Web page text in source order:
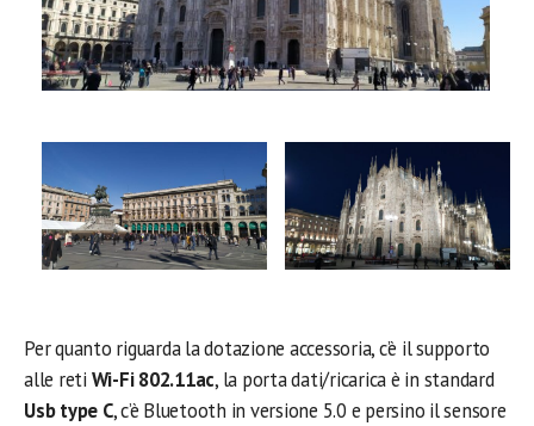
Per quanto riguarda la dotazione accessoria, c’è il supporto
alle reti Wi-Fi 802.11ac, la porta dati/ricarica è in standard
Usb type C, c’è Bluetooth in versione 5.0 e persino il sensore